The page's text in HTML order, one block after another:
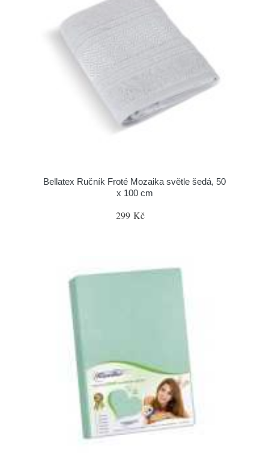
Bellatex Ručník Froté Mozaika světle šedá, 50
x 100 cm
299 Kč